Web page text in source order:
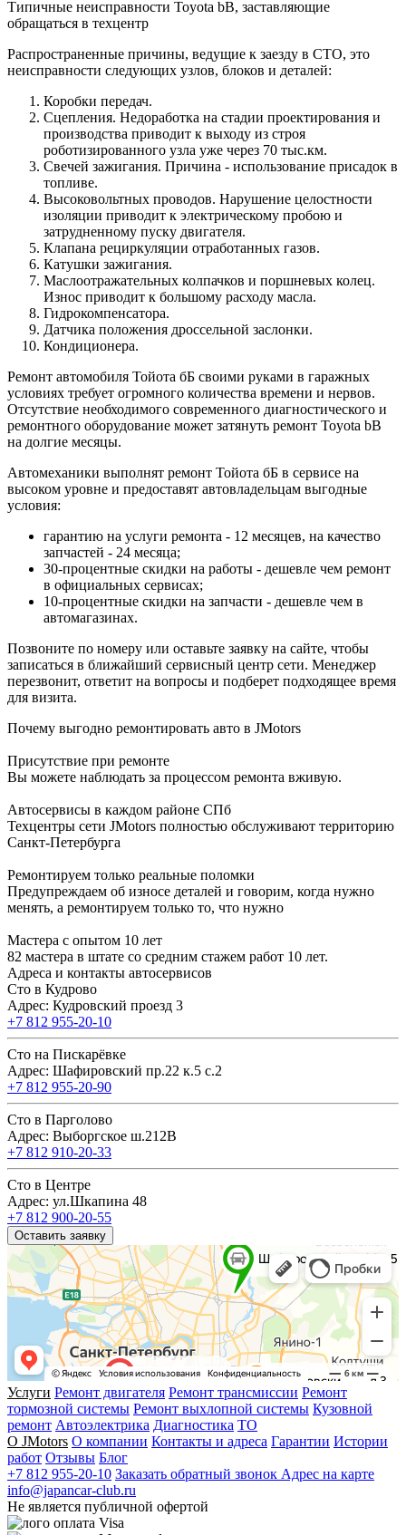
Типичные неисправности Toyota bB, заставляющие
обращаться в техцентр
Распространенные причины, ведущие к заезду в СТО, это
неисправности следующих узлов, блоков и деталей:
Коробки передач.
Сцепления. Недоработка на стадии проектирования и
производства приводит к выходу из строя
роботизированного узла уже через 70 тыс.км.
Свечей зажигания. Причина - использование присадок в
топливе.
Высоковольтных проводов. Нарушение целостности
изоляции приводит к электрическому пробою и
затрудненному пуску двигателя.
Клапана рециркуляции отработанных газов.
Катушки зажигания.
Маслоотражательных колпачков и поршневых колец.
Износ приводит к большому расходу масла.
Гидрокомпенсатора.
Датчика положения дроссельной заслонки.
Кондиционера.
Ремонт автомобиля Тойота бБ своими руками в гаражных
условиях требует огромного количества времени и нервов.
Отсутствие необходимого современного диагностического и
ремонтного оборудование может затянуть ремонт Toyota bB
на долгие месяцы.
Автомеханики выполнят ремонт Тойота бБ в сервисе на
высоком уровне и предоставят автовладельцам выгодные
условия:
гарантию на услуги ремонта - 12 месяцев, на качество
запчастей - 24 месяца;
30-процентные скидки на работы - дешевле чем ремонт
в официальных сервисах;
10-процентные скидки на запчасти - дешевле чем в
автомагазинах.
Позвоните по номеру или оставьте заявку на сайте, чтобы
записаться в ближайший сервисный центр сети. Менеджер
перезвонит, ответит на вопросы и подберет подходящее время
для визита.
Почему выгодно ремонтировать авто в JMotors
Присутствие при ремонте
Вы можете наблюдать за процессом ремонта вживую.
Автосервисы в каждом районе СПб
Техцентры сети JMotors полностью обслуживают территорию
Санкт-Петербурга
Ремонтируем только реальные поломки
Предупреждаем об износе деталей и говорим, когда нужно
менять, а ремонтируем только то, что нужно
Мастера с опытом 10 лет
82 мастера в штате со средним стажем работ 10 лет.
Адреса и контакты автосервисов
Сто в Кудрово
Адрес: Кудровский проезд 3
+7 812 955-20-10
Сто на Пискарёвке
Адрес: Шафировский пр.22 к.5 с.2
+7 812 955-20-90
Сто в Парголово
Адрес: Выборгское ш.212В
+7 812 910-20-33
Сто в Центре
Адрес: ул.Шкапина 48
+7 812 900-20-55
Оставить заявку
Услуги Ремонт двигателя Ремонт трансмиссии Ремонт
тормозной системы Ремонт выхлопной системы Кузовной
ремонт Автоэлектрика Диагностика ТО
О JMotors О компании Контакты и адреса Гарантии Истории
работ Отзывы Блог
+7 812 955-20-10 Заказать обратный звонок Адрес на карте
info@japancar-club.ru
Не является публичной офертой